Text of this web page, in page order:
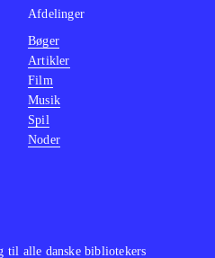
til alle danske bibliotekers
Afdelinger
Bøger
Artikler
Film
Musik
Spil
Noder